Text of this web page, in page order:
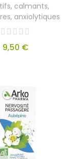
calmants,
anxiolytiques
9,50 €